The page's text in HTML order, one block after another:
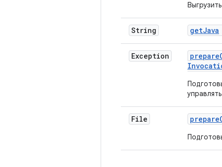
String getJava
Exception prepare
File prepare